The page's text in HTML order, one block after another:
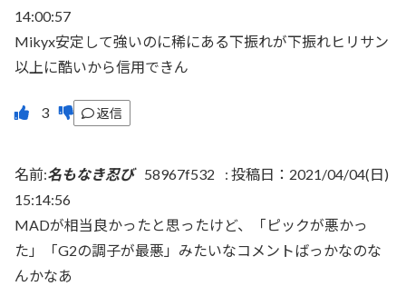
14:00:57
Mikyx安定して強いのに稀にある下振れが下振れヒリサン
以上に酷いから信用できん
返信
名前:名もなき忍び 58967f532 : 投稿日：2021/04/04(日)
15:14:56
MADが相当良かったと思ったけど、「ピックが悪かっ
た」「G2の調子が最悪」みたいなコメントばっかなのな
んかなあ